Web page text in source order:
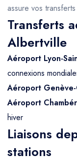
assure vos
Transferts
Albertville
Aéroport Lyon-
connexions
Aéroport
Aéroport
hiver
Liaisons
stations